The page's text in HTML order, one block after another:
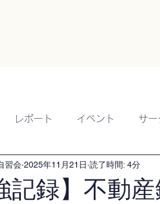
レポート イベント サー
記録】不動
習会 2025年11月21日 読了時間: 4分